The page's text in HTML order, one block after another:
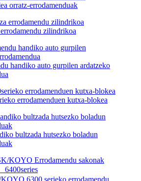
orratz-errodamenduak
zilindrikoa
handiko auto gurpilen ardatzeko
errodamenduen kutxa-blokea
bultzada hutsezko boladun